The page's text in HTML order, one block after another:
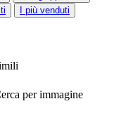
I più venduti
per immagine